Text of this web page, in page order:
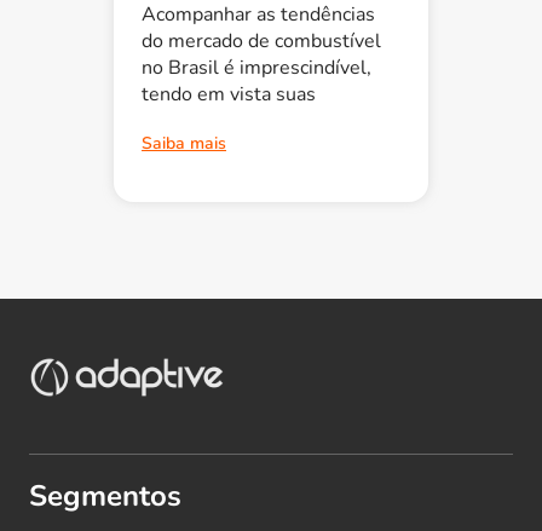
Acompanhar as tendências
do mercado de combustível
no Brasil é imprescindível,
tendo em vista suas
Saiba mais
Segmentos